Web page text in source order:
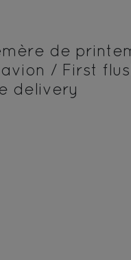
de
/ First
delivery